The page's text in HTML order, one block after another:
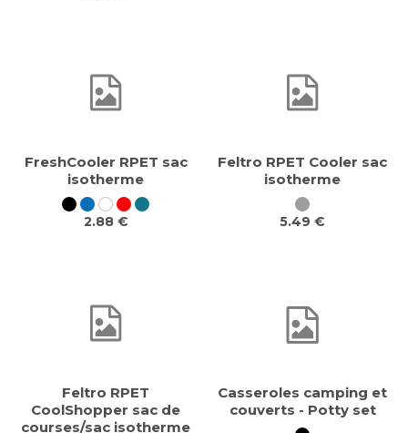
FreshCooler RPET sac
isotherme
2.88 €
Feltro RPET Cooler sac
isotherme
5.49 €
Feltro RPET
CoolShopper sac de
courses/sac isotherme
Casseroles camping et
couverts - Potty set